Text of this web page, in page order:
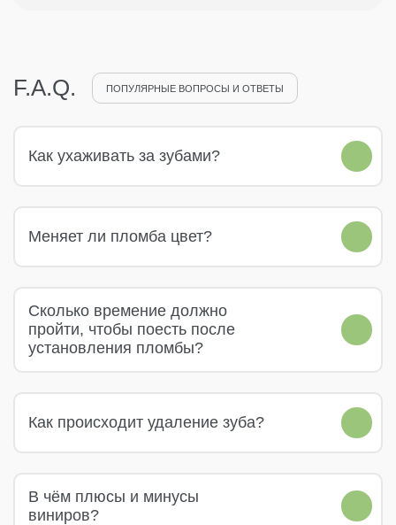
F.A.Q. ПОПУЛЯРНЫЕ ВОПРОСЫ И ОТВЕТЫ
Как ухаживать за зубами?
Меняет ли пломба цвет?
Сколько времение должно
пройти, чтобы поесть после
установления пломбы?
Как происходит удаление зуба?
В чём плюсы и минусы
виниров?